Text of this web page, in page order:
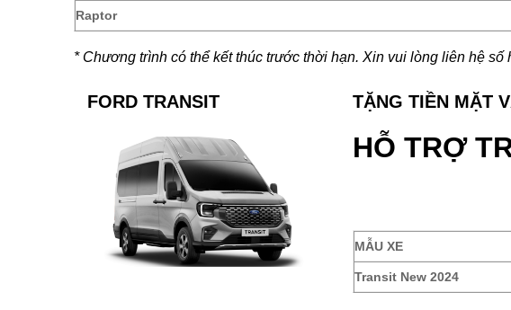
Raptor
* Chương trình có thể kết thúc trước thời hạn. Xin vui lòng liên hệ số
FORD TRANSIT TẶNG TIỀN MẶT
HỖ TRỢ
MẪU XE
Transit New 2024